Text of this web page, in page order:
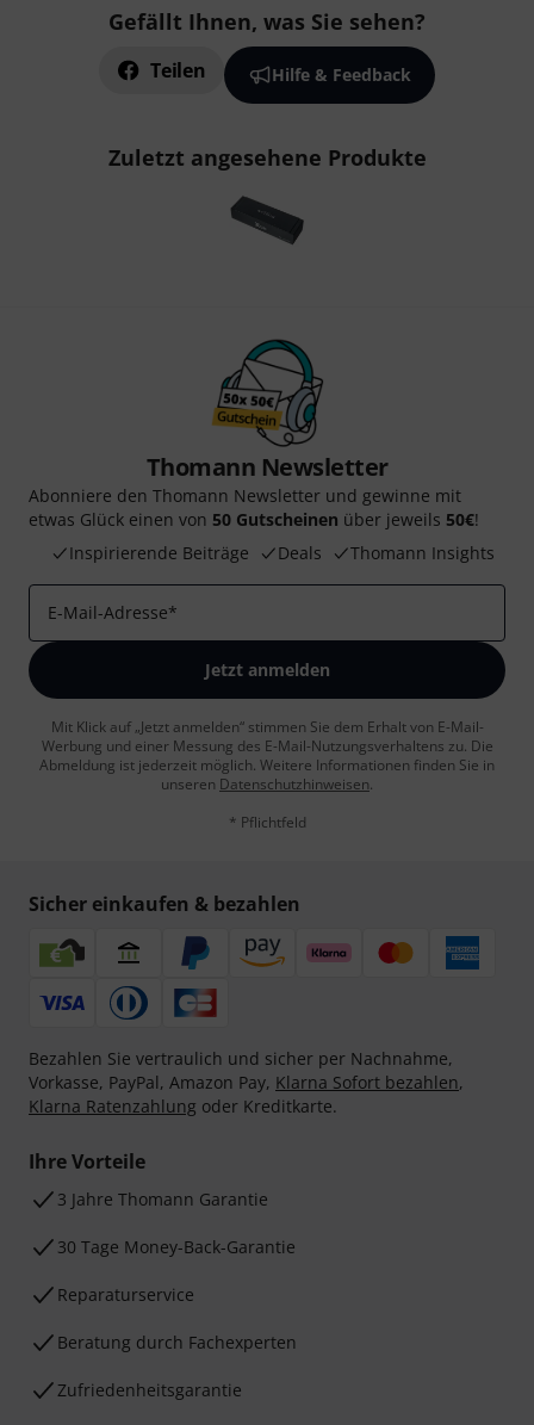
Gefällt Ihnen, was Sie sehen?
Teilen Hilfe & Feedback
Zuletzt angesehene Produkte
Thomann Newsletter
Abonniere den Thomann Newsletter und gewinne mit
etwas Glück einen von 50 Gutscheinen über jeweils 50€!
Inspirierende Beiträge
Deals Thomann Insights
E-Mail-Adresse*
Jetzt anmelden
Mit Klick auf „Jetzt anmelden“ stimmen Sie dem Erhalt von E-Mail-
Werbung und einer Messung des E-Mail-Nutzungsverhaltens zu. Die
Abmeldung ist jederzeit möglich. Weitere Informationen finden Sie in
unseren Datenschutzhinweisen.
* Pflichtfeld
Sicher einkaufen & bezahlen
Bezahlen Sie vertraulich und sicher per Nachnahme,
Vorkasse, PayPal, Amazon Pay, Klarna Sofort bezahlen,
Klarna Ratenzahlung oder Kreditkarte.
Ihre Vorteile
3 Jahre Thomann Garantie
30 Tage Money-Back-Garantie
Reparaturservice
Beratung durch Fachexperten
Zufriedenheitsgarantie